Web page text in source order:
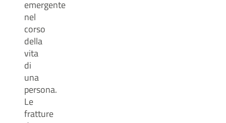
emergente
nel
corso
della
vita
di
una
persona.
Le
fratture